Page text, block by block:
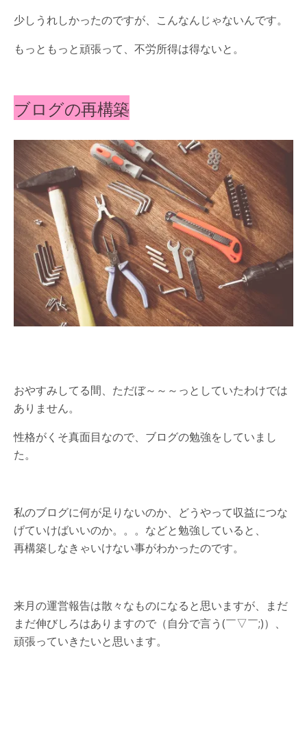
少しうれしかったのですが、こんなんじゃないんです。
もっともっと頑張って、不労所得は得ないと。
ブログの再構築
おやすみしてる間、ただぼ～～～っとしていたわけでは
ありません。
性格がくそ真面目なので、ブログの勉強をしていまし
た。
私のブログに何が足りないのか、どうやって収益につな
げていけばいいのか。。。などと勉強していると、
再構築しなきゃいけない事がわかったのです。
来月の運営報告は散々なものになると思いますが、まだ
まだ伸びしろはありますので（自分で言う(￣▽￣;)）、
頑張っていきたいと思います。